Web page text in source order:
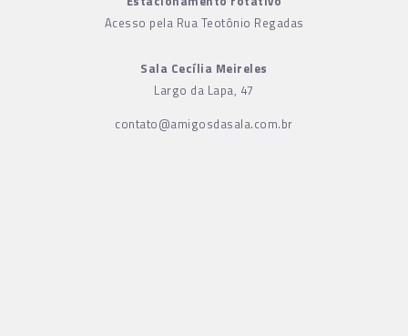
Acesso pela Rua Teotônio Regadas
Sala Cecília Meireles
Largo da Lapa, 47
contato@amigosdasala.com.br